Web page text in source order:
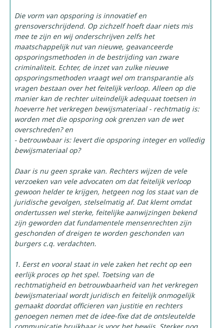
Die vorm van opsporing is innovatief en
grensoverschrijdend. Op zichzelf hoeft daar niets mis
mee te zijn en wij onderschrijven zelfs het
maatschappelijk nut van nieuwe, geavanceerde
opsporingsmethoden in de bestrijding van zware
criminaliteit. Echter, de inzet van zulke nieuwe
opsporingsmethoden vraagt wel om transparantie als
vragen bestaan over het feitelijk verloop. Alleen op die
manier kan de rechter uiteindelijk adequaat toetsen in
hoeverre het verkregen bewijsmateriaal - rechtmatig is:
worden met die opsporing ook grenzen van de wet
overschreden? en
- betrouwbaar is: levert die opsporing integer en volledig
bewijsmateriaal op?
Daar is nu geen sprake van. Rechters wijzen de vele
verzoeken van vele advocaten om dat feitelijk verloop
gewoon helder te krijgen, hetgeen nog los staat van de
juridische gevolgen, stelselmatig af. Dat klemt omdat
ondertussen wel sterke, feitelijke aanwijzingen bekend
zijn geworden dat fundamentele mensenrechten zijn
geschonden of dreigen te worden geschonden van
burgers c.q. verdachten.
1. Eerst en vooral staat in vele zaken het recht op een
eerlijk proces op het spel. Toetsing van de
rechtmatigheid en betrouwbaarheid van het verkregen
bewijsmateriaal wordt juridisch en feitelijk onmogelijk
gemaakt doordat officieren van justitie en rechters
genoegen nemen met de idee-fixe dat de ontsleutelde